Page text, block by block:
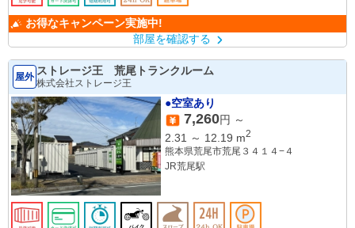
お得なキャンペーン実施中!
部屋を確認する
屋外 ストレージ王 荒尾トランクルーム
株式会社ストレージ王
●空室あり
7,260円 ～
2.31
～ 12.19 m2
熊本県荒尾市荒尾３４１４−４
JR荒尾駅